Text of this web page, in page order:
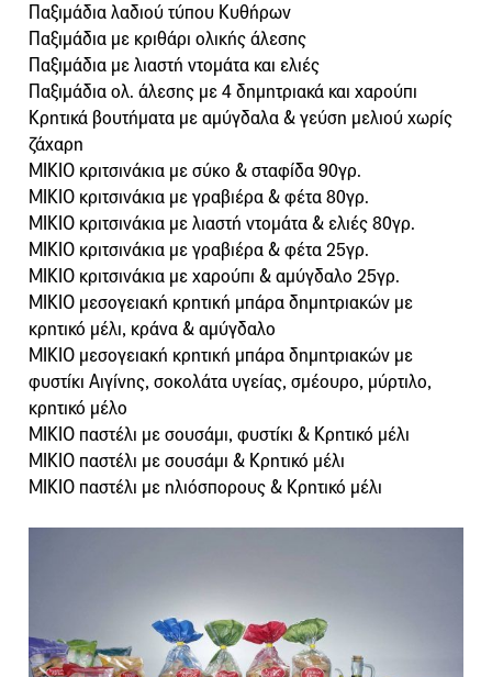
Παξιμάδια λαδιού τύπου Κυθήρων
Παξιμάδια με κριθάρι ολικής άλεσης
Παξιμάδια με λιαστή ντομάτα και ελιές
Παξιμάδια ολ. άλεσης με 4 δημητριακά και χαρούπι
Κρητικά βουτήματα με αμύγδαλα & γεύση μελιού χωρίς
ζάχαρη
ΜΙΚΙΟ κριτσινάκια με σύκο & σταφίδα 90γρ.
ΜΙΚΙΟ κριτσινάκια με γραβιέρα & φέτα 80γρ.
ΜΙΚΙΟ κριτσινάκια με λιαστή ντομάτα & ελιές 80γρ.
ΜΙΚΙΟ κριτσινάκια με γραβιέρα & φέτα 25γρ.
ΜΙΚΙΟ κριτσινάκια με χαρούπι & αμύγδαλο 25γρ.
ΜΙΚΙΟ μεσογειακή κρητική μπάρα δημητριακών με
κρητικό μέλι, κράνα & αμύγδαλο
ΜΙΚΙΟ μεσογειακή κρητική μπάρα δημητριακών με
φυστίκι Αιγίνης, σοκολάτα υγείας, σμέουρο, μύρτιλο,
κρητικό μέλο
ΜΙΚΙΟ παστέλι με σουσάμι, φυστίκι & Κρητικό μέλι
ΜΙΚΙΟ παστέλι με σουσάμι & Κρητικό μέλι
ΜΙΚΙΟ παστέλι με ηλιόσπορους & Κρητικό μέλι